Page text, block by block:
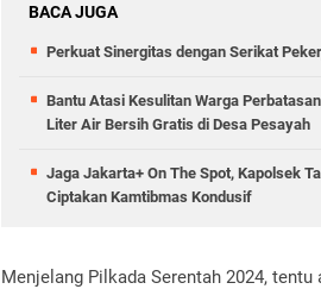
BACA JUGA
Perkuat Sinergitas dengan Serikat
Bantu Atasi Kesulitan Warga
Liter Air Bersih Gratis di Desa Pesayah
Jaga Jakarta+ On The Spot, Kapolsek
Ciptakan Kamtibmas Kondusif
Menjelang Pilkada Serentah 2024,